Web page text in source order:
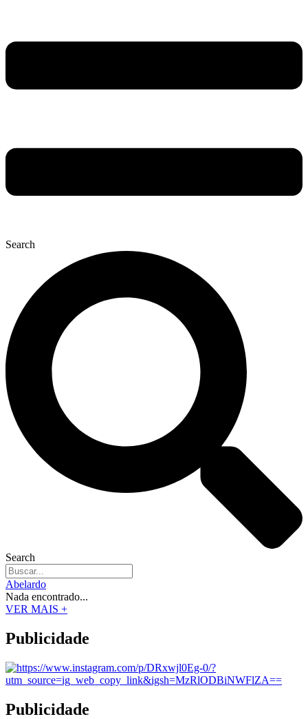
Search
Search
Abelardo
Nada encontrado...
VER MAIS +
Publicidade
Publicidade